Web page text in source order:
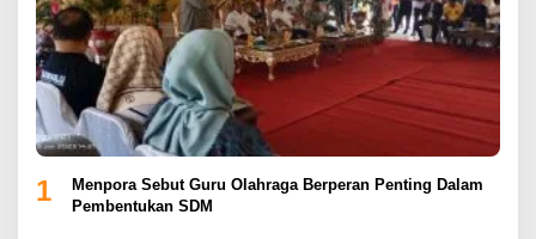
1
Menpora Sebut Guru Olahraga Berperan Penting Dalam
Pembentukan SDM